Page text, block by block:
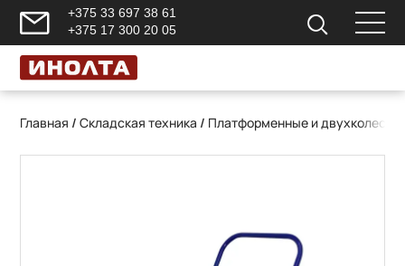
+375 33 697 38 61
+375 17 300 20 05
Главная /Складская техника / Платформенные и